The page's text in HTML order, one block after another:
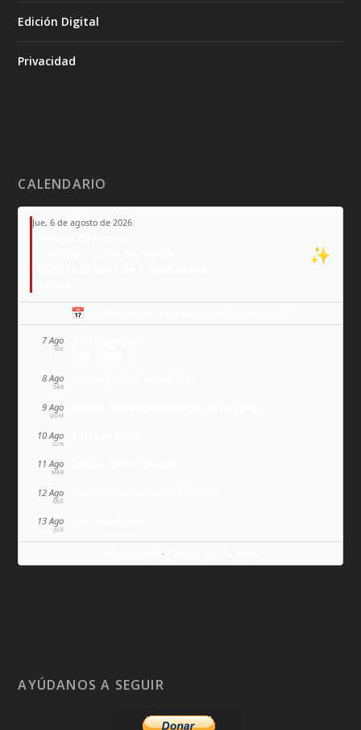
Edición Digital
Privacidad
CALENDARIO
Jue, 6 de agosto de 2026
✨
📅 Añade todo a tu calendario personal
7 Ago
VIE
8 Ago
SÁB
9 Ago
DOM
10 Ago
LUN
11 Ago
MAR
12 Ago
MIÉ
13 Ago
JUE
·
AYÚDANOS A SEGUIR